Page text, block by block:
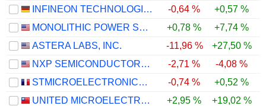
INFINEON TECHNOLOGIES AG
-0,64 % +0,57 %
MONOLITHIC POWER SYSTEMS, INC.
+0,78 % +7,74 %
ASTERA LABS, INC.
-11,96 % +27,50 %
NXP SEMICONDUCTORS N.V.
-2,71 % -4,08 %
STMICROELECTRONICS N.V.
-0,74 % +0,52 %
UNITED MICROELECTRONICS CORPORATION
+2,95 % +19,02 %